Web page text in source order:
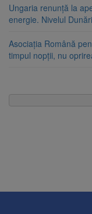
Ungaria renunță la
energie. Nivelul
Asociația Română
timpul nopții, nu